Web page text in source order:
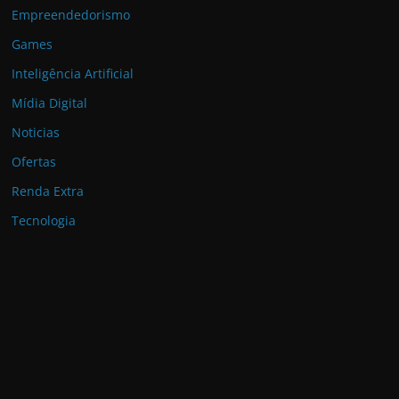
Empreendedorismo
Games
Inteligência Artificial
Mídia Digital
Noticias
Ofertas
Renda Extra
Tecnologia